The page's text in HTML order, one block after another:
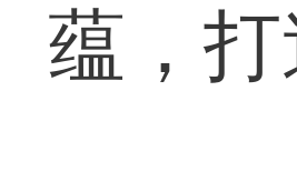
蕴，